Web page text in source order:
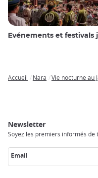
Evénements et festivals japonais
Accueil Nara Vie nocturne au
Newsletter
Soyez les premiers informés de
Email